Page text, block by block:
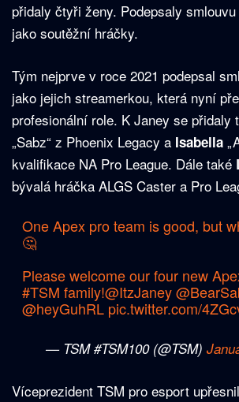
přidaly čtyři ženy. Podepsaly
jako soutěžní hráčky.
Tým nejprve v roce 2021 podepsal
jako jejich streamerkou, která nyní
profesionální role. K Janey se přidaly
„Sabz“ z Phoenix Legacy a Isabella
kvalifikace NA Pro League. Dále také
bývalá hráčka ALGS Caster a Pro
One Apex pro team is good, but
🤔
Please welcome our four new
#TSM family!@ItzJaney
@heyGuhRL pic.twitter.com/
— TSM #TSM100 (@TSM)
Víceprezident TSM pro esport